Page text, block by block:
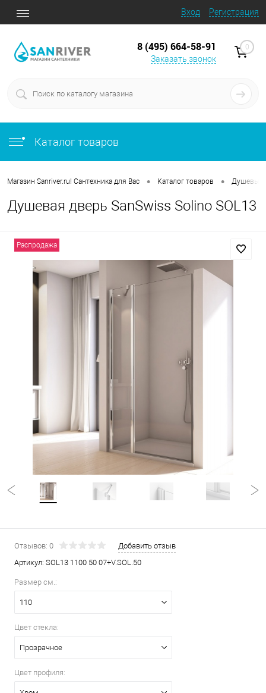
Вход Регистрация
8 (495) 664-58-91
Заказать звонок
0
Каталог товаров
Магазин Sanriver.ru! Сантехника для Вас • Каталог товаров • Душевые
Душевая дверь SanSwiss Solino SOL13
Распродажа
Отзывов: 0
Добавить отзыв
Артикул: SOL13 1100 50 07+V.SOL.50
Размер см.:
110
Цвет стекла:
Прозрачное
Цвет профиля: